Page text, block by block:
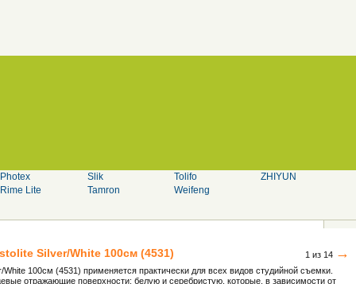
Photex
Rime Lite
Slik
Tamron
Tolifo
Weifeng
ZHIYUN
1 из 14 →
Silver/White 100см (4531)
100см (4531) применяется практически для всех видов студийной съемки.
отражающие поверхности: белую и серебристую, которые, в зависимости от